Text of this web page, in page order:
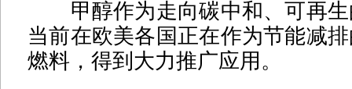
甲醇作为走向碳中和、可再生
当前在欧美各国正在作为节能减
燃料，得到大力推广应用。